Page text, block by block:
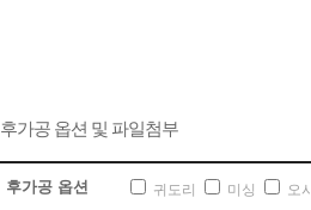
후가공 옵션 및 파일첨부
후가공 옵션 귀도리 미싱 오시